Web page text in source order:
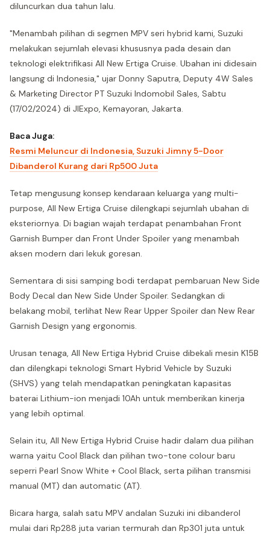
diluncurkan dua tahun lalu.
"Menambah pilihan di segmen MPV seri hybrid kami, Suzuki
melakukan sejumlah elevasi khususnya pada desain dan
teknologi elektrifikasi All New Ertiga Cruise. Ubahan ini didesain
langsung di Indonesia," ujar Donny Saputra, Deputy 4W Sales
& Marketing Director PT Suzuki Indomobil Sales, Sabtu
(17/02/2024) di JIExpo, Kemayoran, Jakarta.
Baca Juga:
Resmi Meluncur di Indonesia, Suzuki Jimny 5-Door
Dibanderol Kurang dari Rp500 Juta
Tetap mengusung konsep kendaraan keluarga yang multi-
purpose, All New Ertiga Cruise dilengkapi sejumlah ubahan di
eksteriornya. Di bagian wajah terdapat penambahan Front
Garnish Bumper dan Front Under Spoiler yang menambah
aksen modern dari lekuk goresan.
Sementara di sisi samping bodi terdapat pembaruan New Side
Body Decal dan New Side Under Spoiler. Sedangkan di
belakang mobil, terlihat New Rear Upper Spoiler dan New Rear
Garnish Design yang ergonomis.
Urusan tenaga, All New Ertiga Hybrid Cruise dibekali mesin K15B
dan dilengkapi teknologi Smart Hybrid Vehicle by Suzuki
(SHVS) yang telah mendapatkan peningkatan kapasitas
baterai Lithium-ion menjadi 10Ah untuk memberikan kinerja
yang lebih optimal.
Selain itu, All New Ertiga Hybrid Cruise hadir dalam dua pilihan
warna yaitu Cool Black dan pilihan two-tone colour baru
seperri Pearl Snow White + Cool Black, serta pilihan transmisi
manual (MT) dan automatic (AT).
Bicara harga, salah satu MPV andalan Suzuki ini dibanderol
mulai dari Rp288 juta varian termurah dan Rp301 juta untuk